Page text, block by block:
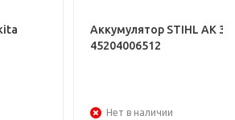
Аккумулятор STIHL АK 30
45204006512
Нет в наличии